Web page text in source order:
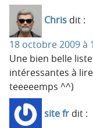
Chris dit :
18 octobre 2009 à
Une bien belle
intéressantes à
teeeeemps ^^)
site fr dit :